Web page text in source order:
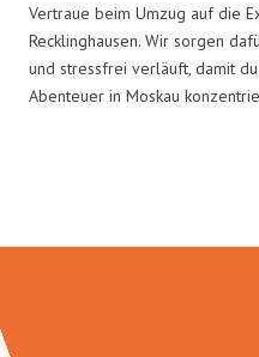
Vertraue beim Umzug auf die
Recklinghausen. Wir sorgen
und stressfrei verläuft, damit
Abenteuer in Moskau